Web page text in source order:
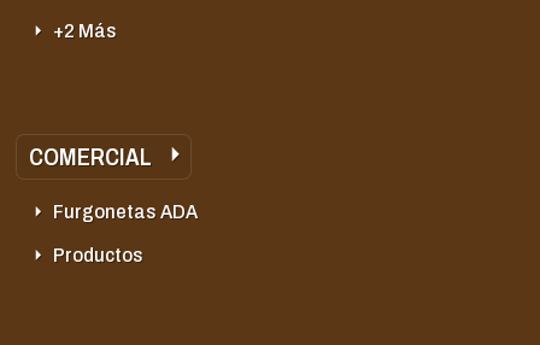
+2 Más
COMERCIAL
Furgonetas ADA
Productos